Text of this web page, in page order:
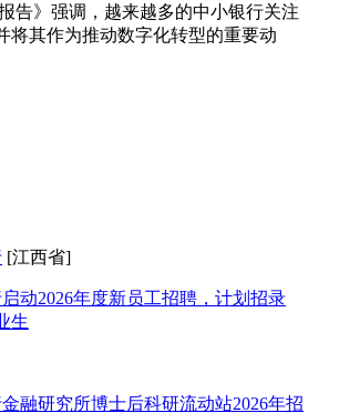
告》强调，越来越多的中小银行关注
将其作为推动数字化转型的重要动
[江西省]
动2026年度新员工招聘，计划招录
生
融研究所博士后科研流动站2026年招